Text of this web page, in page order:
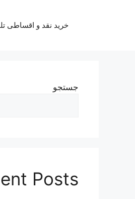
خرید نقد و اقساطی
جستجو
Posts